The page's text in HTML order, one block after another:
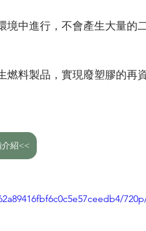
境中進行，不會產生大量的
燃料製品，實現廢塑膠的再
紹<<